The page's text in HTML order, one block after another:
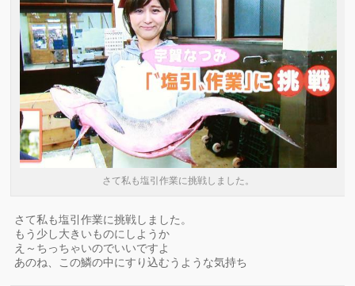
さて私も塩引作業に挑戦しました。
さて私も塩引作業に挑戦しました。
もう少し大きいものにしようか
え～ちっちゃいのでいいですよ
あのね、この鱗の中にすり込むうような気持ち